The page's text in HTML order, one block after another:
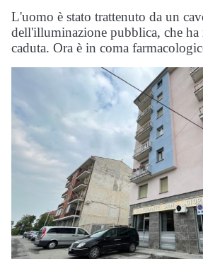
L'uomo è stato trattenuto da un
dell'illuminazione pubblica, che ha
caduta. Ora è in coma